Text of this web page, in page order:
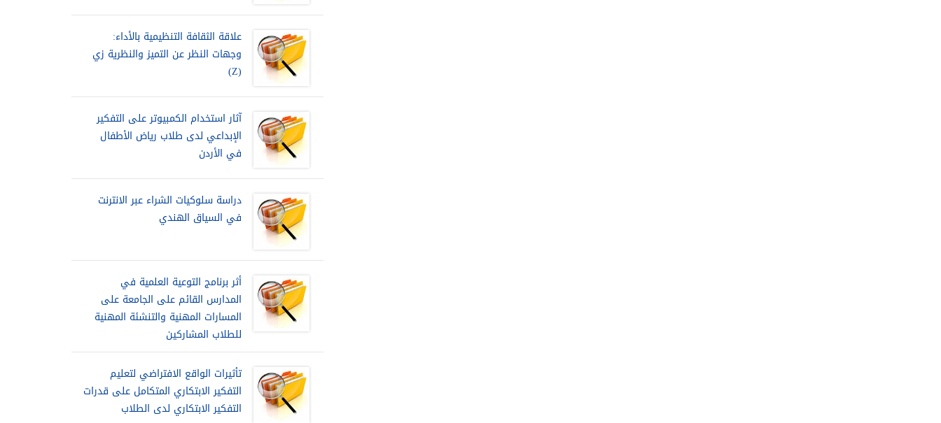
علاقة الثقافة التنظيمية بالأداء:
وجهات النظر عن التميز والنظرية زي
(Z)
آثار استخدام الكمبيوتر على التفكير
الإبداعي لدى طلاب رياض الأطفال
في الأردن
دراسة سلوكيات الشراء عبر الانترنت
في السياق الهندي
أثر برنامج التوعية العلمية في
المدارس القائم على الجامعة على
المسارات المهنية والتنشئة المهنية
للطلاب المشاركين
تأثيرات الواقع الافتراضي لتعليم
التفكير الابتكاري المتكامل على قدرات
التفكير الابتكاري لدى الطلاب